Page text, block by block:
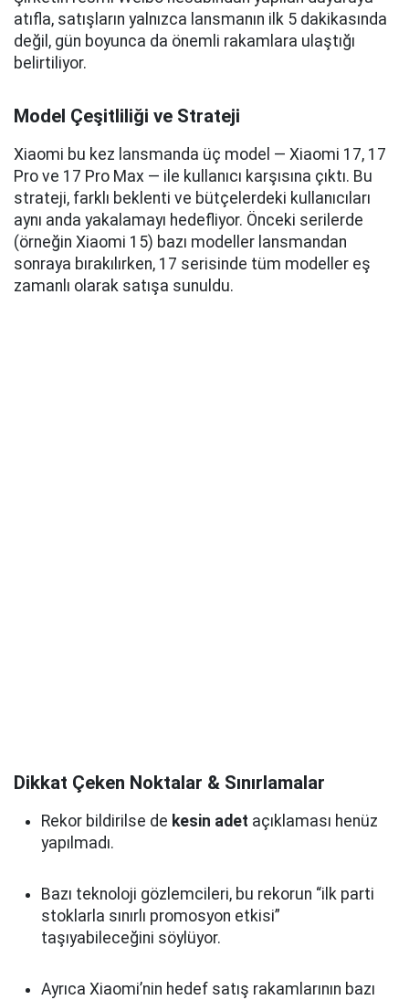
atıfla, satışların yalnızca lansmanın ilk 5 dakikasında
değil, gün boyunca da önemli rakamlara ulaştığı
belirtiliyor.
Model Çeşitliliği ve Strateji
Xiaomi bu kez lansmanda üç model — Xiaomi 17, 17
Pro ve 17 Pro Max — ile kullanıcı karşısına çıktı. Bu
strateji, farklı beklenti ve bütçelerdeki kullanıcıları
aynı anda yakalamayı hedefliyor. Önceki serilerde
(örneğin Xiaomi 15) bazı modeller lansmandan
sonraya bırakılırken, 17 serisinde tüm modeller eş
zamanlı olarak satışa sunuldu.
Dikkat Çeken Noktalar & Sınırlamalar
Rekor bildirilse de kesin adet açıklaması henüz
yapılmadı.
Bazı teknoloji gözlemcileri, bu rekorun “ilk parti
stoklarla sınırlı promosyon etkisi”
taşıyabileceğini söylüyor.
Ayrıca Xiaomi’nin hedef satış rakamlarının bazı